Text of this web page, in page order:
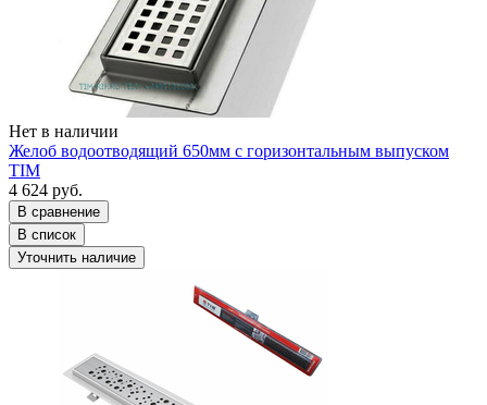
Нет в наличии
Желоб водоотводящий 650мм с горизонтальным выпуском
TIM
4 624 руб.
В сравнение
В список
Уточнить наличие